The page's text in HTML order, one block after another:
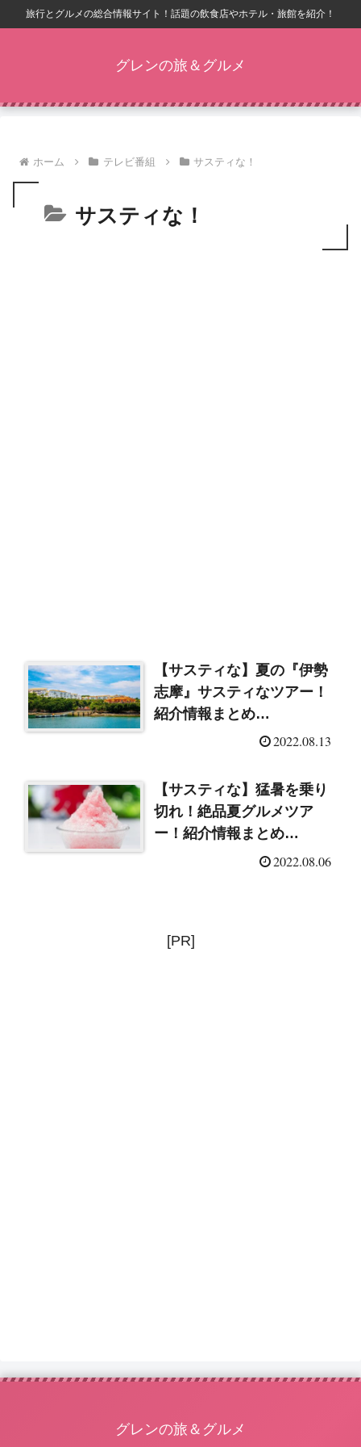
旅行とグルメの総合情報サイト！話題の飲食店やホテル・旅館を紹介！
グレンの旅＆グルメ
ホーム テレビ番組 サスティな！
サスティな！
【サスティな】夏の『伊勢
志摩』サスティなツアー！
紹介情報まとめ
2022.08.13
【サスティな】猛暑を乗り
切れ！絶品夏グルメツア
ー！紹介情報まとめ
2022.08.06
[PR]
グレンの旅＆グルメ